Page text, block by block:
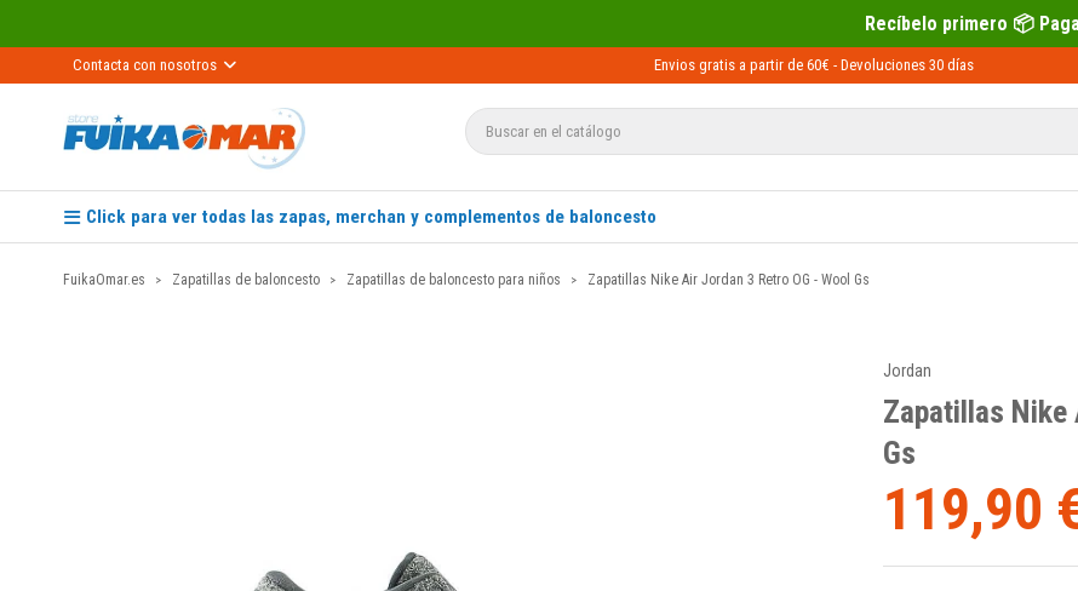
Recíbelo primero 📦 Paga después con Sequra 💶
Contacta con nosotros Envios gratis a partir de 60€ - Devoluciones 30 días
Click para ver todas las zapas, merchan y complementos de baloncesto
FuikaOmar.es Zapatillas de baloncesto Zapatillas de baloncesto para niños Zapatillas Nike Air Jordan 3 Retro OG - Wool Gs
Jordan
Zapatillas Nike
Gs
119,90